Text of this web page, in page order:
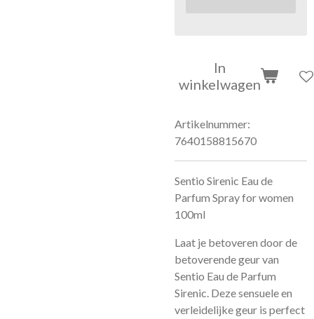
In
winkelwagen
Artikelnummer:
7640158815670
Sentio Sirenic Eau de
Parfum Spray for women
100ml
Laat je betoveren door de
betoverende geur van
Sentio Eau de Parfum
Sirenic. Deze sensuele en
verleidelijke geur is perfect